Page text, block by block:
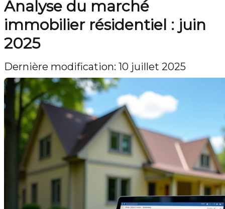
Analyse du marché
immobilier résidentiel : juin
2025
Dernière modification: 10 juillet 2025